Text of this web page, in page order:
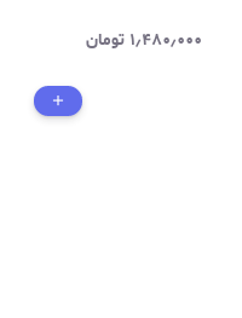
۱٫۴۸۰٫۰۰۰ تومان